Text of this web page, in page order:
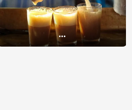
...